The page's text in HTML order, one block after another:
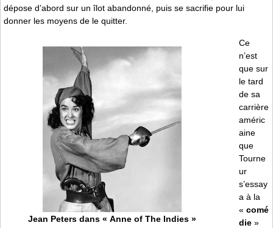
dépose d’abord sur un îlot abandonné, puis se sacrifie pour lui
donner les moyens de le quitter.
Jean Peters dans « Anne of The Indies »
Ce
n’est
que sur
le tard
de sa
carrière
améric
aine
que
Tourne
ur
s’essay
a à la
« comé
die »